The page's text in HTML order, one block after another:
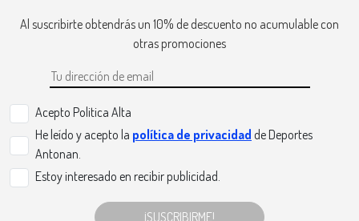
Al suscribirte obtendrás un 10% de descuento no acumulable con
otras promociones
Acepto Politica Alta
He leído y acepto la política de privacidad de Deportes
Antonan.
Estoy interesado en recibir publicidad.
¡SUSCRIBIRME!